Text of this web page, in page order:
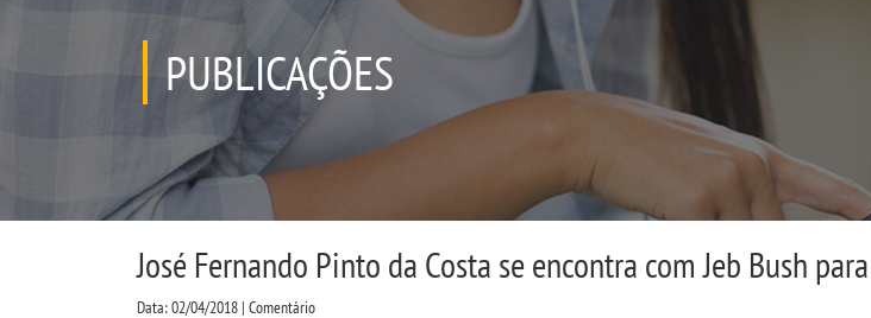
PUBLICAÇÕES
José Fernando Pinto da Costa se encontra com Jeb Bush
Data: 02/04/2018 | Comentário